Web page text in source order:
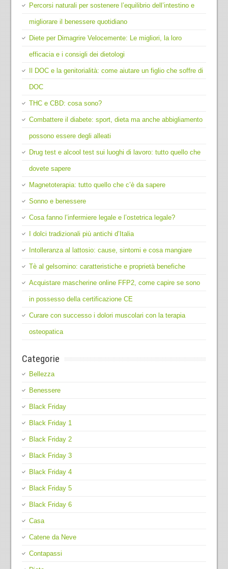
Percorsi naturali per sostenere l’equilibrio dell’intestino e
migliorare il benessere quotidiano
Diete per Dimagrire Velocemente: Le migliori, la loro
efficacia e i consigli dei dietologi
Il DOC e la genitorialità: come aiutare un figlio che soffre di
DOC
THC e CBD: cosa sono?
Combattere il diabete: sport, dieta ma anche abbigliamento
possono essere degli alleati
Drug test e alcool test sui luoghi di lavoro: tutto quello che
dovete sapere
Magnetoterapia: tutto quello che c’è da sapere
Sonno e benessere
Cosa fanno l’infermiere legale e l’ostetrica legale?
I dolci tradizionali più antichi d’Italia
Intolleranza al lattosio: cause, sintomi e cosa mangiare
Tè al gelsomino: caratteristiche e proprietà benefiche
Acquistare mascherine online FFP2, come capire se sono
in possesso della certificazione CE
Curare con successo i dolori muscolari con la terapia
osteopatica
Categorie
Bellezza
Benessere
Black Friday
Black Friday 1
Black Friday 2
Black Friday 3
Black Friday 4
Black Friday 5
Black Friday 6
Casa
Catene da Neve
Contapassi